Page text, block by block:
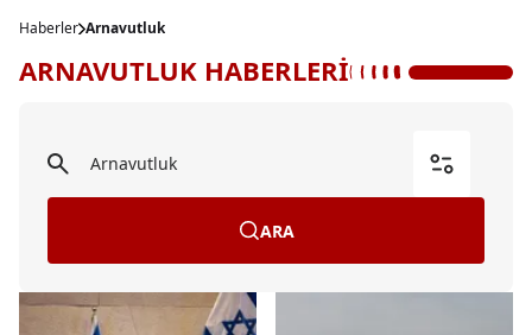
Haberler Arnavutluk
ARNAVUTLUK HABERLERİ
ARA